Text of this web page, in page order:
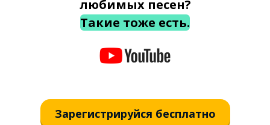
любимых песен?
Такие тоже есть.
Зарегистрируйся бесплатно